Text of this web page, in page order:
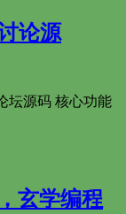
论源
坛源码 核心功能
玄学编程